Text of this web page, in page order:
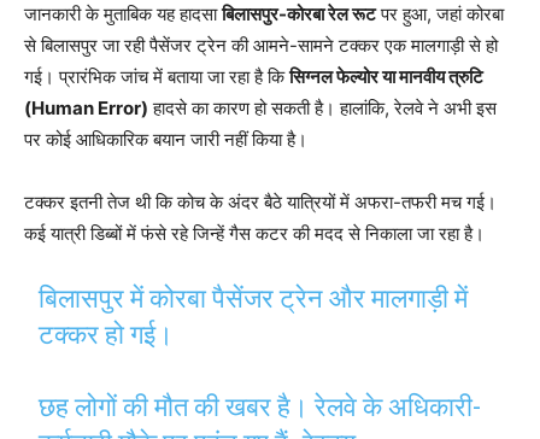
जानकारी के मुताबिक यह हादसाबिलासपुर-कोरबा रेल रूटपर हुआ, जहां कोरबा
से बिलासपुर जा रही पैसेंजर ट्रेन की आमने-सामने टक्कर एक मालगाड़ी से हो
गई। प्रारंभिक जांच में बताया जा रहा है किसिग्नल फेल्योर या मानवीय त्रुटि
(Human Error) हादसे का कारण हो सकती है। हालांकि, रेलवे ने अभी इस
पर कोई आधिकारिक बयान जारी नहीं किया है।
टक्कर इतनी तेज थी कि कोच के अंदर बैठे यात्रियों में अफरा-तफरी मच गई।
कई यात्री डिब्बों में फंसे रहे जिन्हें गैस कटर की मदद से निकाला जा रहा है।
बिलासपुर में कोरबा पैसेंजर ट्रेन और मालगाड़ी में
टक्कर हो गई।
छह लोगों की मौत की खबर है। रेलवे के अधिकारी-